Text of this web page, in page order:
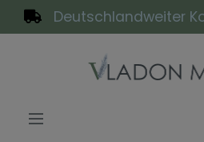
springenDeutschlandweiter